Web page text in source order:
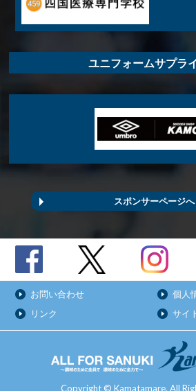
ユニフォームサプラ
スポンサーページへ
お問い合わせ
個人
リンク
サイ
Copyright © Kamatamare. All